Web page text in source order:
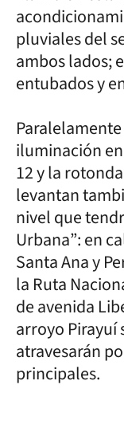
pluviales del
ambos lados;
entubados y
iluminación
12 y la
levantan
nivel que
Urbana”: en
Santa Ana y
la Ruta
de avenida
arroyo Pirayuí
atravesarán
principales.